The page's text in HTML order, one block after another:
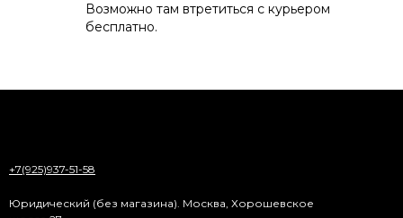
Возможно там втретиться с курьером
бесплатно.
+7(925)937-51-58
Юридический (без магазина). Москва, Хорошевское